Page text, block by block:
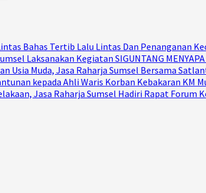
Bahas Tertib Lalu Lintas Dan Penanganan
Laksanakan Kegiatan SIGUNTANG
Usia Muda, Jasa Raharja Sumsel Bersama
kepada Ahli Waris Korban Kebakaran KM
Jasa Raharja Sumsel Hadiri Rapat